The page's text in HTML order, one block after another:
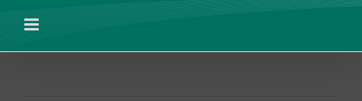
Inhalt